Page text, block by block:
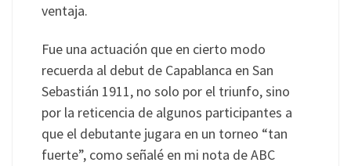
ventaja.
Fue una actuación que en cierto modo
recuerda al debut de Capablanca en San
Sebastián 1911, no solo por el triunfo, sino
por la reticencia de algunos participantes a
que el debutante jugara en un torneo “tan
fuerte”, como señalé en mi nota de ABC